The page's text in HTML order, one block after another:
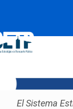
El Sistema